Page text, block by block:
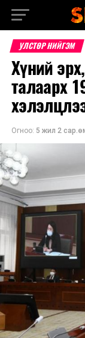
УЛСТӨР НИЙГЭМ
Хүний
талаарх
Огноо: 5 жил 2